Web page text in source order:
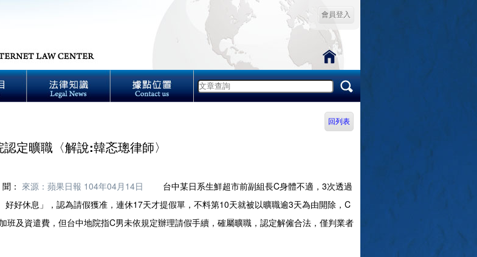
會員登入
回列表
定曠職〈解說:韓忞璁律師〉
： 來源：蘋果日報 104年04月14日 台中某日系生鮮超市前副組長C身體不適，3次透過
好好休息」，認為請假獲准，連休17天才提假單，不料第10天就被以曠職逾3天為由開除，C
班及資遣費，但台中地院指C男未依規定辦理請假手續，確屬曠職，認定解僱合法，僅判業者